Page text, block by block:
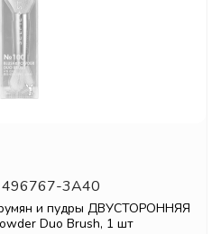
496767-3A40
румян и пудры ДВУСТОРОННЯЯ
Duo Brush, 1 шт